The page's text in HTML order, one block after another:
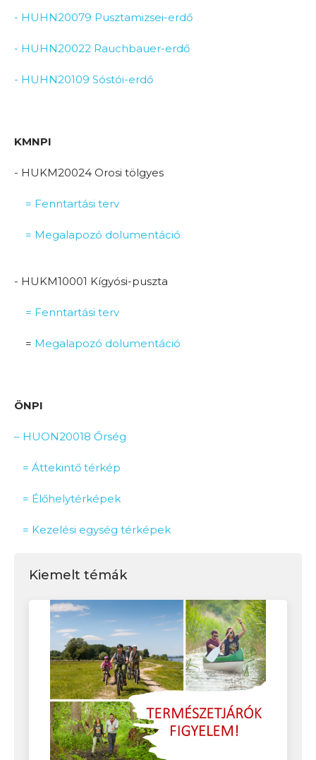
- HUHN20079 Pusztamizsei-erdő
- HUHN20022 Rauchbauer-erdő
- HUHN20109 Sóstói-erdő
KMNPI
- HUKM20024 Orosi tölgyes
= Fenntartási terv
= Megalapozó dolumentáció
- HUKM10001 Kígyósi-puszta
= Fenntartási terv
= Megalapozó dolumentáció
ÖNPI
– HUON20018 Őrség
= Áttekintő térkép
= Élőhelytérképek
= Kezelési egység térképek
Kiemelt témák